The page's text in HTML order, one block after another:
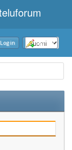
Log in Sign up